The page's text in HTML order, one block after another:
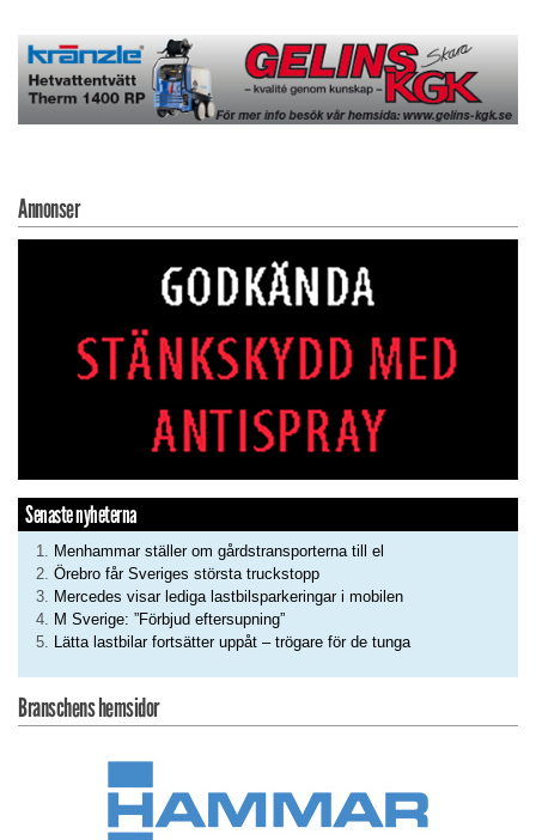
Annonser
Senaste nyheterna
Menhammar ställer om gårdstransporterna till el
Örebro får Sveriges största truckstopp
Mercedes visar lediga lastbilsparkeringar i mobilen
M Sverige: ”Förbjud eftersupning”
Lätta lastbilar fortsätter uppåt – trögare för de tunga
Branschens hemsidor